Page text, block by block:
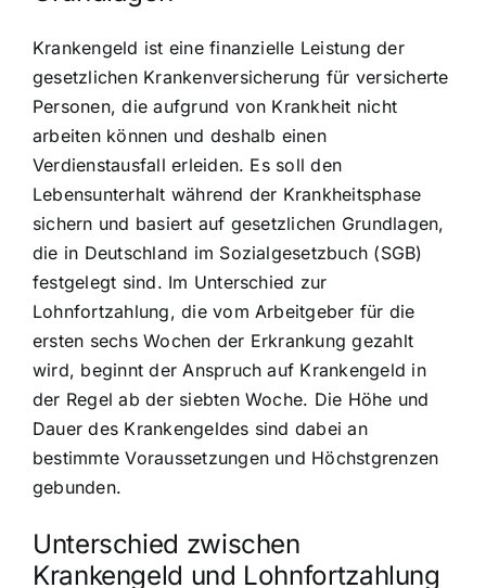
Krankengeld ist eine finanzielle Leistung der
gesetzlichen Krankenversicherung für versicherte
Personen, die aufgrund von Krankheit nicht
arbeiten können und deshalb einen
Verdienstausfall erleiden. Es soll den
Lebensunterhalt während der Krankheitsphase
sichern und basiert auf gesetzlichen Grundlagen,
die in Deutschland im Sozialgesetzbuch (SGB)
festgelegt sind. Im Unterschied zur
Lohnfortzahlung, die vom Arbeitgeber für die
ersten sechs Wochen der Erkrankung gezahlt
wird, beginnt der Anspruch auf Krankengeld in
der Regel ab der siebten Woche. Die Höhe und
Dauer des Krankengeldes sind dabei an
bestimmte Voraussetzungen und Höchstgrenzen
gebunden.
Unterschied zwischen
Krankengeld und Lohnfortzahlung